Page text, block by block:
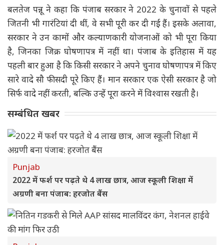
बलतेज पन्नू ने कहा कि पंजाब सरकार ने 2022 के चुनावों से पहले
जितनी भी गारंटियां दी थीं, वे सभी पूरी कर दी गई हैं। इसके अलावा,
सरकार ने उन कामों और कल्याणकारी योजनाओं को भी पूरा किया
है, जिनका जिक्र घोषणापत्र में नहीं था। पंजाब के इतिहास में यह
पहली बार हुआ है कि किसी सरकार ने अपने चुनाव घोषणापत्र में किए
सारे वादे सौ फीसदी पूरे किए हैं। मान सरकार एक ऐसी सरकार है जो
सिर्फ वादे नहीं करती, बल्कि उन्हें पूरा करने में विश्वास रखती है।
सम्बंधित खबर
Punjab
2022 में फर्श पर पढ़ते थे 4 लाख छात्र, आज स्कूली शिक्षा में
अग्रणी बना पंजाब: हरजोत बैंस